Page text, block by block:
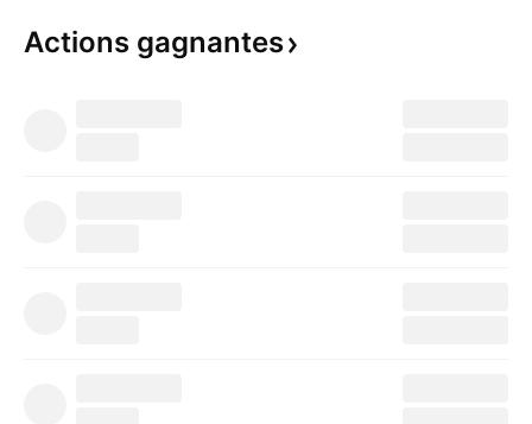
Actions gagnantes